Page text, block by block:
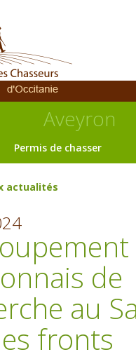
Aveyron
Permis de chasser
actualités
de
au
fronts